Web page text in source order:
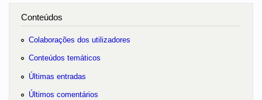
Conteúdos
Colaborações dos utilizadores
Conteúdos temáticos
Últimas entradas
Últimos comentários